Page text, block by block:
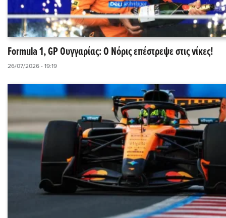
Formula 1, GP Ουγγαρίας: Ο Νόρις επέστρεψε στις νίκες!
26/07/2026 - 19:19